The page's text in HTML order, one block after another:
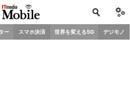
ー スマホ決済 世界を変える5G デジモノ